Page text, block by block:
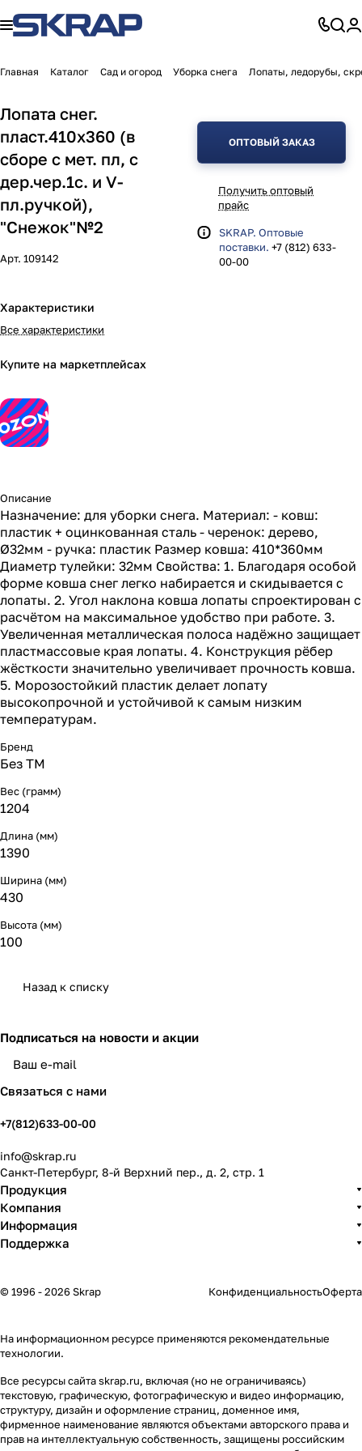
Главная Каталог Сад и огород Уборка снега Лопаты, ледорубы,
Лопата снег.
пласт.410х360 (в
сборе с мет. пл, с
дер.чер.1с. и V-
пл.ручкой),
"Снежок"№2
Арт. 109142
Характеристики
Все характеристики
Купите на маркетплейсах
ОПТОВЫЙ ЗАКАЗ
Получить оптовый
прайс
SKRAP. Оптовые
поставки. +7 (812) 633-
00-00
Описание
Назначение: для уборки снега. Материал: - ковш:
пластик + оцинкованная сталь - черенок: дерево,
Ø32мм - ручка: пластик Размер ковша: 410*360мм
Диаметр тулейки: 32мм Свойства: 1. Благодаря особой
форме ковша снег легко набирается и скидывается с
лопаты. 2. Угол наклона ковша лопаты спроектирован с
расчётом на максимальное удобство при работе. 3.
Увеличенная металлическая полоса надёжно защищает
пластмассовые края лопаты. 4. Конструкция рёбер
жёсткости значительно увеличивает прочность ковша.
5. Морозостойкий пластик делает лопату
высокопрочной и устойчивой к самым низким
температурам.
Бренд
Без ТМ
Вес (грамм)
1204
Длина (мм)
1390
Ширина (мм)
430
Высота (мм)
100
Назад к списку
Подписаться на новости и акции
Связаться с нами
+7(812)633-00-00
info@skrap.ru
Санкт-Петербург, 8-й Верхний пер., д. 2, стр. 1
Продукция
Компания
Информация
Поддержка
© 1996 - 2026 Skrap КонфиденциальностьОферта
На информационном ресурсе применяются рекомендательные
технологии.
Все ресурсы сайта skrap.ru, включая (но не ограничиваясь)
текстовую, графическую, фотографическую и видео информацию,
структуру, дизайн и оформление страниц, доменное имя,
фирменное наименование являются объектами авторского права и
прав на интеллектуальную собственность, защищены российским